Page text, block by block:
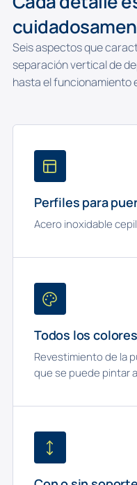
Seis aspectos que
separación vertical de
hasta el funcionamiento
Perfiles para
Acero inoxidable
Todos los
Revestimiento de la
que se puede pintar